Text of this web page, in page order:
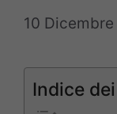
10 Dicembre
Indice